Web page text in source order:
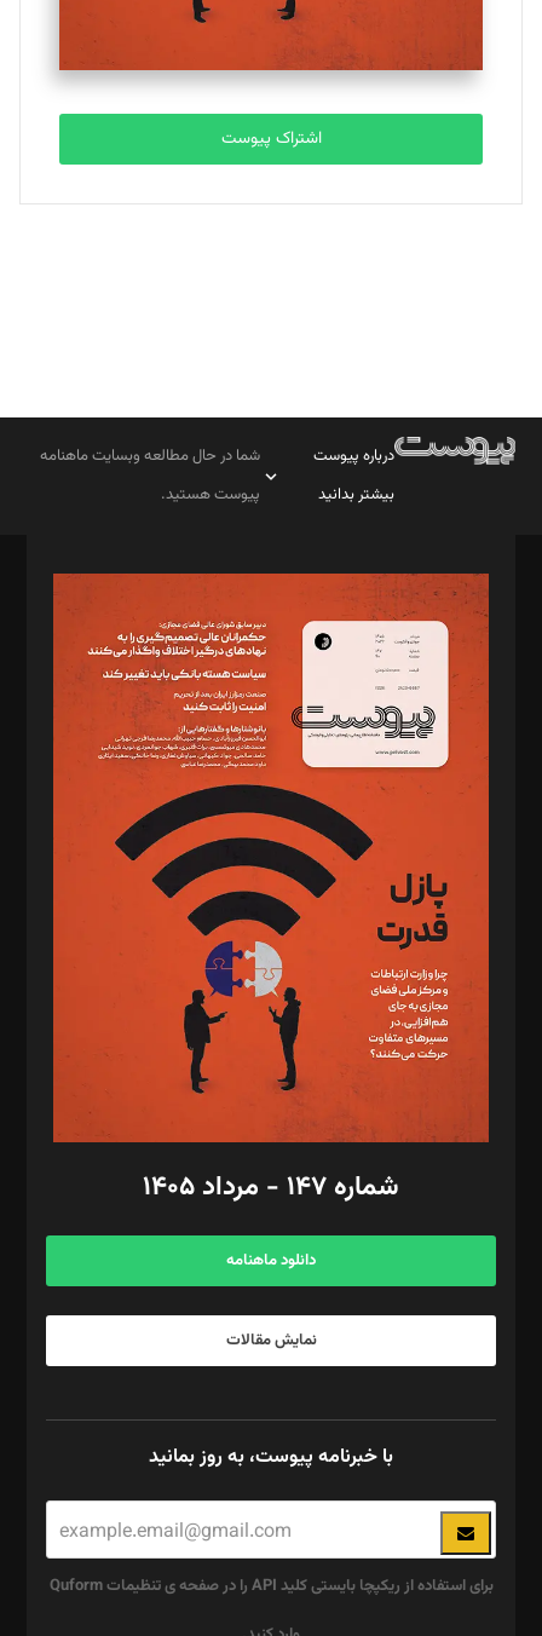
مصطفی مسجدی آرانی
تحریریه
بابک نقاش
تحریریه
اشتراک پیوست
درباره پیوست
بیشتر بدانید
شما در حال مطالعه وبسایت ماهنامه
پیوست هستید.
مدیر مسئول: محمدباقر اثنی‌عشری
سردبیر: مهرک محمودی
دبیر تحریریه: میثم قاسمی
د‌بیر ناداستان: سمانه سمیع
د‌بیر خدمت و تجارت: ابوالفضل رجبی
د‌بیر حقوق فناوری: حسام‌الدین ایپکچی
د‌بیر پیوست جهان: مینا پاکدل
د‌بیر تحریریه آنلاین: بابک نقاش
تحریریه‌: مجتبی محمود‌ی، آرش برهمند، یسنا امان‌پور، سروش کرمیان،
مصطفی مسجدی آرانی، ابوالفضل رجبی، زهرا فکرانه، فائزه فتحی
رستمی،مصطفی باستان
ویرایش: نگار استاد‌‌آقا
طراح یونیفرم: مجید توکلی
فیلمبرداری و عکاسی: امیر شفیعی، مانی لطفی زاده
گرافیک و صفحه‌آرایی: سید‌سبحان‌علی ثابت
مد‌یر توسعه تجاری: کامبیز برید‌
امور مالی: شاپور رهبری، محمد‌ کاظمی‌نیا
آگهی و مشترکین: ۰۹۱۹۹۹۹۰۴۵۴
شماره ۱۴۷ - مرداد ۱۴۰۵
دانلود ماهنامه
نمایش مقالات
با خبرنامه پیوست، به روز بمانید
برای استفاده از ریکپچا بایستی کلید API را در صفحه ی تنظیمات Quform